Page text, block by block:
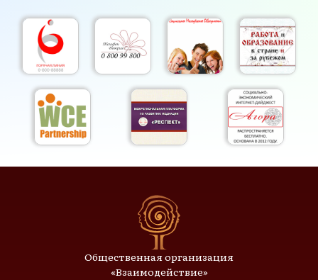
Общественная организация
«Взаимодействие»